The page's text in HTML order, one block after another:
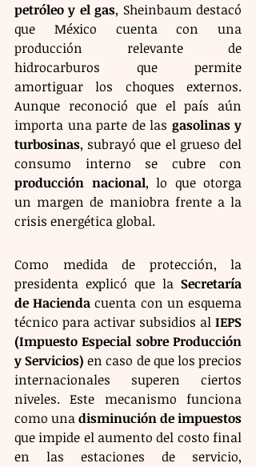
petróleo y el gas, Sheinbaum destacó
que México cuenta con una
producción relevante de
hidrocarburos que permite
amortiguar los choques externos.
Aunque reconoció que el país aún
importa una parte de las gasolinas y
turbosinas, subrayó que el grueso del
producción nacional, lo que otorga
un margen de maniobra frente a la
crisis energética global.
Como medida de protección, la
presidenta explicó que la Secretaría
de Hacienda cuenta con un esquema
técnico para activar subsidios al IEPS
(Impuesto Especial sobre Producción
y Servicios) en caso de que los precios
internacionales superen ciertos
niveles. Este mecanismo funciona
como una disminución de impuestos
que impide el aumento del costo final
en las estaciones de servicio,